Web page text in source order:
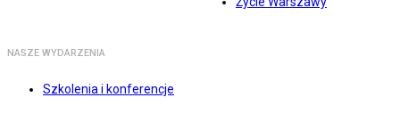
NASZE WYDARZENIA
Szkolenia i konferencje